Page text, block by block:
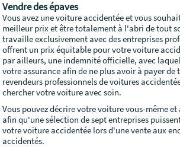
Vendre des épaves
Vous avez une voiture accidentée et vous
meilleur prix et être totalement à l'abri de tout
travaille exclusivement avec des entreprises
offrent un prix équitable pour votre voiture
par ailleurs, une indemnité officielle, avec
votre assurance afin de ne plus avoir à payer de
revendeurs professionnels de voitures
chercher votre voiture avec soin.
Vous pouvez décrire votre voiture vous-même
afin qu'une sélection de sept entreprises
votre voiture accidentée lors d'une vente aux
accidentés.